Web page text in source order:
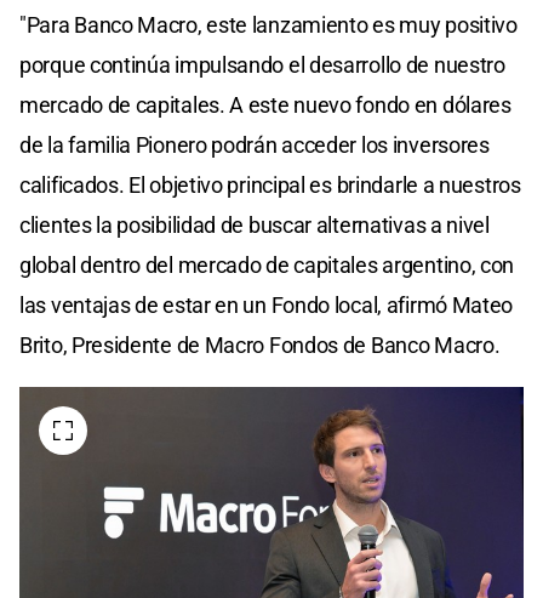
"Para Banco Macro, este lanzamiento es muy positivo
porque continúa impulsando el desarrollo de nuestro
mercado de capitales. A este nuevo fondo en dólares
de la familia Pionero podrán acceder los inversores
calificados. El objetivo principal es brindarle a nuestros
clientes la posibilidad de buscar alternativas a nivel
global dentro del mercado de capitales argentino, con
las ventajas de estar en un Fondo local, afirmó Mateo
Brito, Presidente de Macro Fondos de Banco Macro.